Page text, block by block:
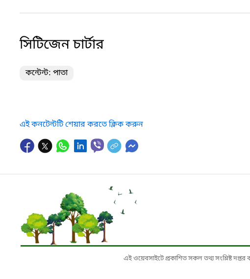
সিটিজেন চার্টার
কন্টেন্ট: পাতা
এই কনটেন্টটি শেয়ার করতে ক্লিক করুন
এই ওয়েবসাইটে প্রকাশিত সকল তথ্য সংশ্লিষ্ট দপ্তর